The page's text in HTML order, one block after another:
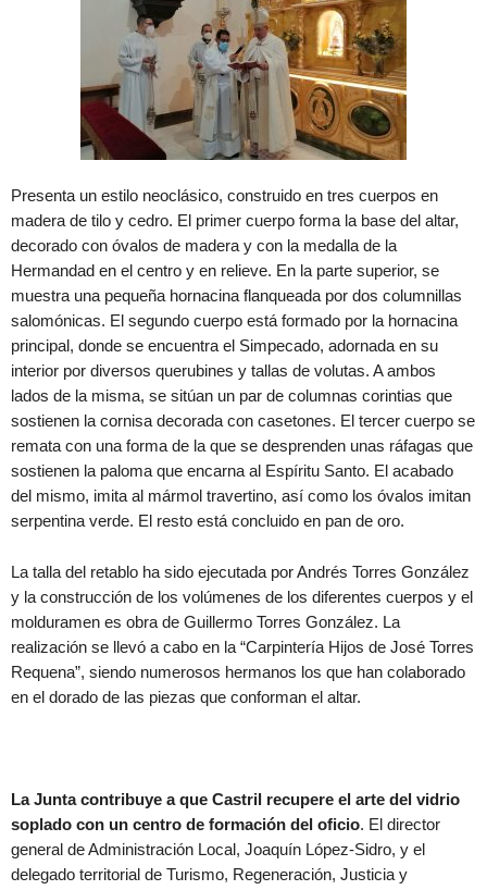
Presenta un estilo neoclásico, construido en tres cuerpos en
madera de tilo y cedro. El primer cuerpo forma la base del altar,
decorado con óvalos de madera y con la medalla de la
Hermandad en el centro y en relieve. En la parte superior, se
muestra una pequeña hornacina flanqueada por dos columnillas
salomónicas. El segundo cuerpo está formado por la hornacina
principal, donde se encuentra el Simpecado, adornada en su
interior por diversos querubines y tallas de volutas. A ambos
lados de la misma, se sitúan un par de columnas corintias que
sostienen la cornisa decorada con casetones. El tercer cuerpo se
remata con una forma de la que se desprenden unas ráfagas que
sostienen la paloma que encarna al Espíritu Santo. El acabado
del mismo, imita al mármol travertino, así como los óvalos imitan
serpentina verde. El resto está concluido en pan de oro.
La talla del retablo ha sido ejecutada por Andrés Torres González
y la construcción de los volúmenes de los diferentes cuerpos y el
molduramen es obra de Guillermo Torres González. La
realización se llevó a cabo en la “Carpintería Hijos de José Torres
Requena”, siendo numerosos hermanos los que han colaborado
en el dorado de las piezas que conforman el altar.
La Junta contribuye a que Castril recupere el arte del vidrio
soplado con un centro de formación del oficio. El director
general de Administración Local, Joaquín López-Sidro, y el
delegado territorial de Turismo, Regeneración, Justicia y